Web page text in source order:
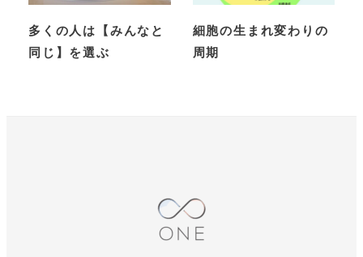
多くの人は【みんなと
同じ】を選ぶ
細胞の生まれ変わりの
周期